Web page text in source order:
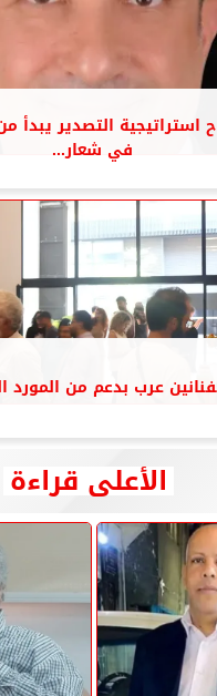
التصدير يبدأ
في شعار...
عرب بدعم من
الأعلى قراءة